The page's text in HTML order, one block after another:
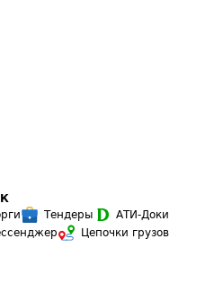
Тендеры
АТИ-Доки
Цепочки грузов